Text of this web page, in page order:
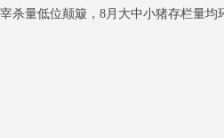
杀量低位颠簸，8月大中小猪存栏量